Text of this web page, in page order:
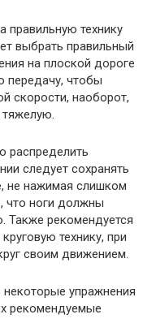
правильную технику
выбрать правильный
на плоской дороге
передачу, чтобы
скорости, наоборот,
распределить
следует сохранять
не нажимая слишком
что ноги должны
Также рекомендуется
технику, при
своим движением.
упражнения
рекомендуемые